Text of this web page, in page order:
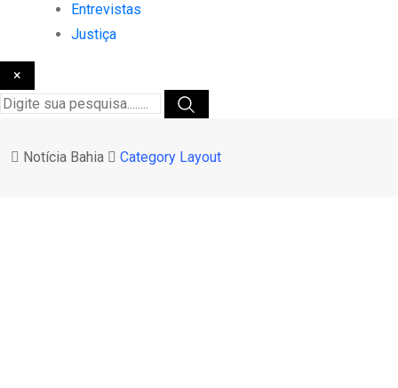
Entrevistas
Justiça
×
Notícia Bahia Category Layout